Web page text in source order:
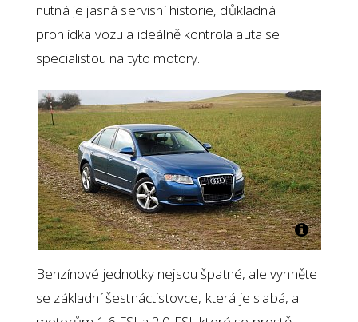
nutná je jasná servisní historie, důkladná
prohlídka vozu a ideálně kontrola auta se
specialistou na tyto motory.
Benzínové jednotky nejsou špatné, ale vyhněte
se základní šestnáctistovce, která je slabá, a